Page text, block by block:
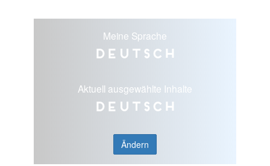
Meine Sprache
Deutsch
Aktuell ausgewählte Inhalte
Deutsch
Ändern